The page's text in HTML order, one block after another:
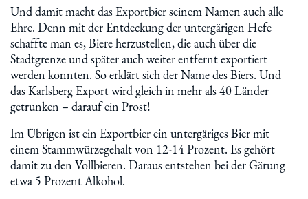
Und damit macht das Exportbier seinem Namen auch alle
Ehre. Denn mit der Entdeckung der untergärigen Hefe
schaffte man es, Biere herzustellen, die auch über die
Stadtgrenze und später auch weiter entfernt exportiert
werden konnten. So erklärt sich der Name des Biers. Und
das Karlsberg Export wird gleich in mehr als 40 Länder
getrunken – darauf ein Prost!
Im Übrigen ist ein Exportbier ein untergäriges Bier mit
einem Stammwürzegehalt von 12-14 Prozent. Es gehört
damit zu den Vollbieren. Daraus entstehen bei der Gärung
etwa 5 Prozent Alkohol.